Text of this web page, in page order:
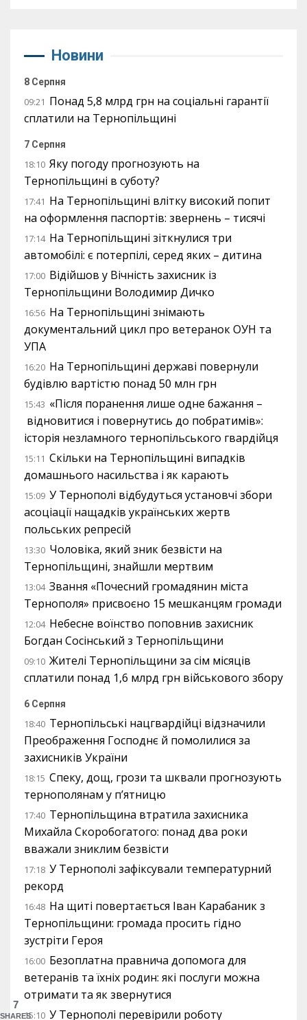
Новини
8 Серпня
09:21 Понад 5,8 млрд грн на соціальні гарантії
сплатили на Тернопільщині
7 Серпня
18:10 Яку погоду прогнозують на
Тернопільщині в суботу?
17:41 На Тернопільщині влітку високий попит
на оформлення паспортів: звернень – тисячі
17:14 На Тернопільщині зіткнулися три
автомобілі: є потерпілі, серед яких – дитина
17:00 Відійшов у Вічність захисник із
Тернопільщини Володимир Дичко
16:56 На Тернопільщині знімають
документальний цикл про ветеранок ОУН та
УПА
16:20 На Тернопільщині державі повернули
будівлю вартістю понад 50 млн грн
15:43 «Після поранення лише одне бажання –
відновитися і повернутись до побратимів»:
історія незламного тернопільського гвардійця
15:11 Скільки на Тернопільщині випадків
домашнього насильства і як карають
15:09 У Тернополі відбудуться установчі збори
асоціації нащадків українських жертв
польських репресій
13:30 Чоловіка, який зник безвісти на
Тернопільщині, знайшли мертвим
13:04 Звання «Почесний громадянин міста
Тернополя» присвоєно 15 мешканцям громади
12:04 Небесне воїнство поповнив захисник
Богдан Сосінський з Тернопільщини
09:10 Жителі Тернопільщини за сім місяців
сплатили понад 1,6 млрд грн військового збору
6 Серпня
18:40 Тернопільські нацгвардійці відзначили
Преображення Господнє й помолилися за
захисників України
18:15 Спеку, дощ, грози та шквали прогнозують
тернополянам у п’ятницю
17:40 Тернопільщина втратила захисника
Михайла Скоробогатого: понад два роки
вважали зниклим безвісти
17:18 У Тернополі зафіксували температурний
рекорд
16:48 На щиті повертається Іван Карабаник з
Тернопільщини: громада просить гідно
зустріти Героя
16:00 Безоплатна правнича допомога для
ветеранів та їхніх родин: які послуги можна
отримати та як звернутися
15:10 У Тернополі перевірили роботу
7
SHARES